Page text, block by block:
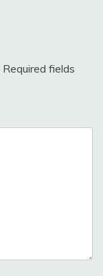
Required fields